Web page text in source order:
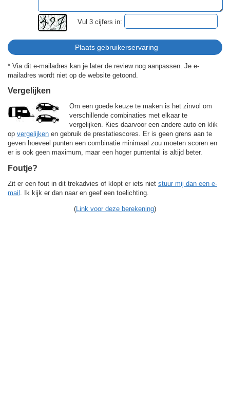
Vul 3 cijfers in:
* Via dit e-mailadres kan je later de review nog aanpassen. Je e-
mailadres wordt niet op de website getoond.
Vergelijken
Om een goede keuze te maken is het zinvol om
verschillende combinaties met elkaar te
vergelijken. Kies daarvoor een andere auto en klik
op vergelijken en gebruik de prestatiescores. Er is geen grens aan te
geven hoeveel punten een combinatie minimaal zou moeten scoren en
er is ook geen maximum, maar een hoger puntental is altijd beter.
Foutje?
Zit er een fout in dit trekadvies of klopt er iets niet stuur mij dan een e-
mail
. Ik kijk er dan naar en geef een toelichting.
( Link voor deze berekening)